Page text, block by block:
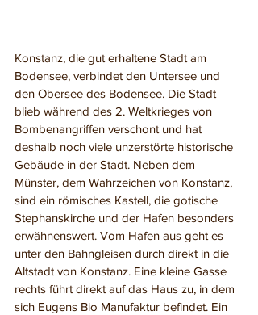
Konstanz, die gut erhaltene Stadt am
Bodensee, verbindet den Untersee und
den Obersee des Bodensee. Die Stadt
blieb während des 2. Weltkrieges von
Bombenangriffen verschont und hat
deshalb noch viele unzerstörte historische
Gebäude in der Stadt. Neben dem
Münster, dem Wahrzeichen von Konstanz,
sind ein römisches Kastell, die gotische
Stephanskirche und der Hafen besonders
erwähnenswert. Vom Hafen aus geht es
unter den Bahngleisen durch direkt in die
Altstadt von Konstanz. Eine kleine Gasse
rechts führt direkt auf das Haus zu, in dem
sich Eugens Bio Manufaktur befindet. Ein